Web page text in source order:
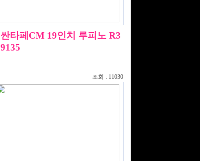
싼타페CM 19인치 루피노 R3
9135
조회 : 11030